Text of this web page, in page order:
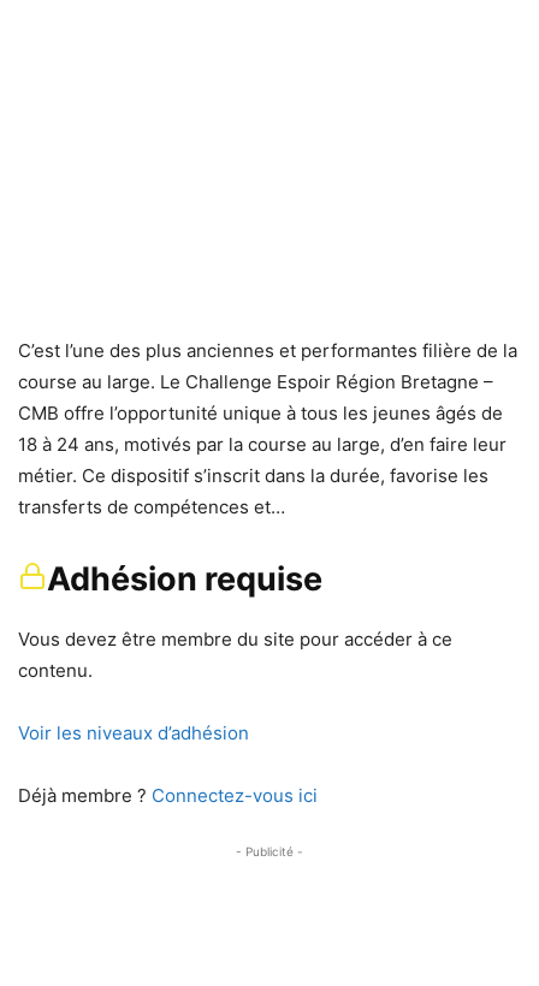
C’est l’une des plus anciennes et performantes filière de la
course au large. Le Challenge Espoir Région Bretagne –
CMB offre l’opportunité unique à tous les jeunes âgés de
18 à 24 ans, motivés par la course au large, d’en faire leur
métier. Ce dispositif s’inscrit dans la durée, favorise les
transferts de compétences et…
Adhésion requise
Vous devez être membre du site pour accéder à ce
contenu.
Voir les niveaux d’adhésion
Déjà membre ? Connectez-vous ici
- Publicité -